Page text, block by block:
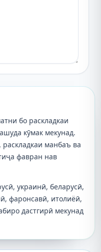
бо раскладкаи
кӯмак мекунад.
манбаъ ва
фавран нав
украинӣ, беларусӣ,
фаронсавӣ, итолиёӣ,
дастгирӣ мекунад